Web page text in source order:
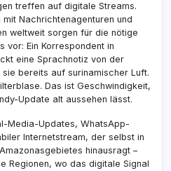
treffen auf digitale Streams.
Nachrichtenagenturen und
weltweit sorgen für die nötige
vor: Ein Korrespondent in
eine Sprachnotiz von der
bereits auf surinamischer Luft.
Das ist Geschwindigkeit,
Update alt aussehen lässt.
Media-Updates, WhatsApp-
Internetstream, der selbst in
hinausragt –
Regionen, wo das digitale Signal